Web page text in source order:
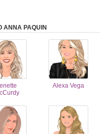
PAQUIN
Alexa Vega